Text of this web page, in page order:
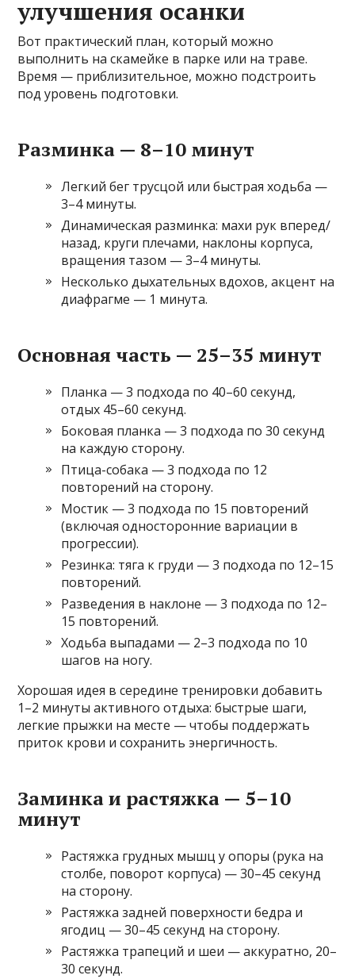
улучшения осанки
Вот практический план, который можно
выполнить на скамейке в парке или на траве.
Время — приблизительное, можно подстроить
под уровень подготовки.
Разминка — 8–10 минут
Легкий бег трусцой или быстрая ходьба —
3–4 минуты.
Динамическая разминка: махи рук вперед/
назад, круги плечами, наклоны корпуса,
вращения тазом — 3–4 минуты.
Несколько дыхательных вдохов, акцент на
диафрагме — 1 минута.
Основная часть — 25–35 минут
Планка — 3 подхода по 40–60 секунд,
отдых 45–60 секунд.
Боковая планка — 3 подхода по 30 секунд
на каждую сторону.
Птица-собака — 3 подхода по 12
повторений на сторону.
Мостик — 3 подхода по 15 повторений
(включая односторонние вариации в
прогрессии).
Резинка: тяга к груди — 3 подхода по 12–15
повторений.
Разведения в наклоне — 3 подхода по 12–
15 повторений.
Ходьба выпадами — 2–3 подхода по 10
шагов на ногу.
Хорошая идея в середине тренировки добавить
1–2 минуты активного отдыха: быстрые шаги,
легкие прыжки на месте — чтобы поддержать
приток крови и сохранить энергичность.
Заминка и растяжка — 5–10
минут
Растяжка грудных мышц у опоры (рука на
столбе, поворот корпуса) — 30–45 секунд
на сторону.
Растяжка задней поверхности бедра и
ягодиц — 30–45 секунд на сторону.
Растяжка трапеций и шеи — аккуратно, 20–
30 секунд.